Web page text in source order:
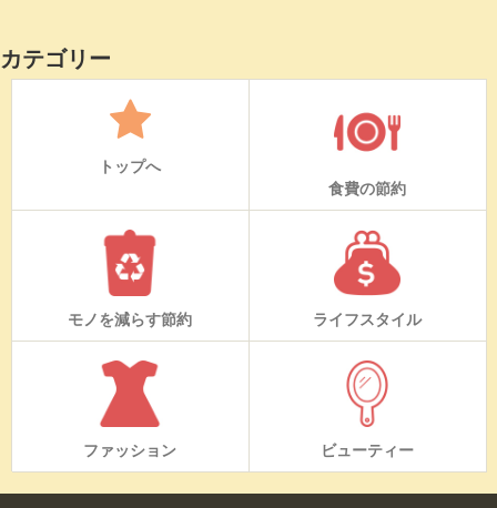
カテゴリー
トップへ
食費の節約
モノを減らす節約 ライフスタイル
ファッション ビューティー